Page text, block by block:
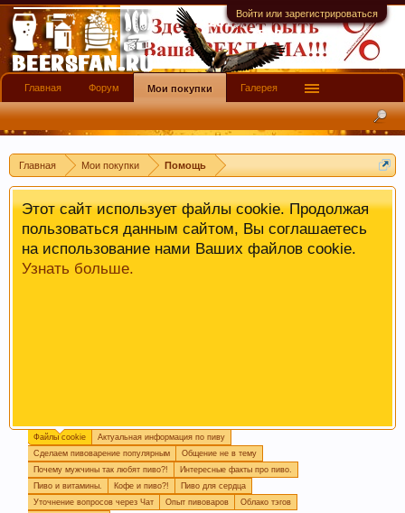
Войти или зарегистрироваться
Главная Мои покупки Помощь
имеют информационной ценности! СПАСИБО
Этот сайт использует файлы cookie. Продолжая
пользоваться данным сайтом, Вы соглашаетесь
на использование нами Ваших файлов cookie.
Узнать больше.
Пишите вподписьили вкалендарь варок
пиво у вас сейчас готовится, так легче дать
четкий ответ или совет.
Файлы cookie
Актуальная информация по пиву
Сделаем пивоварение популярным
Общение не в тему
Почему мужчины так любят пиво?!
Интересные факты про пиво.
Пиво и витамины.
Кофе и пиво?!
Пиво для сердца
Уточнение вопросов через Чат
Опыт пивоваров
Облако тэгов
Главная Форум Мои покупки Галерея